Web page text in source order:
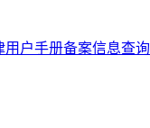
用户手册备案信息查询